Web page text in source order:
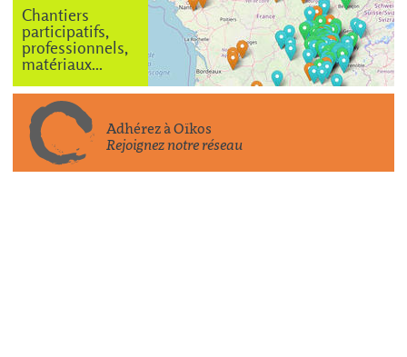
Chantiers
participatifs,
professionnels,
matériaux...
Adhérez à Oïkos
Rejoignez notre réseau